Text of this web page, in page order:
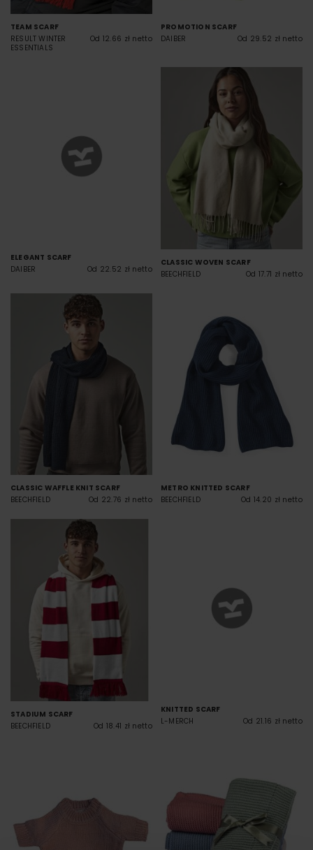
TEAM SCARF
RESULT WINTER
ESSENTIALS
Od 12.66 zł netto
PROMOTION SCARF
DAIBER
Od 29.52 zł netto
ELEGANT SCARF
DAIBER
Od 22.52 zł netto
CLASSIC WOVEN SCARF
BEECHFIELD
Od 17.71 zł netto
CLASSIC WAFFLE KNIT SCARF
BEECHFIELD
Od 22.76 zł netto
METRO KNITTED SCARF
BEECHFIELD
Od 14.20 zł netto
STADIUM SCARF
BEECHFIELD
Od 18.41 zł netto
KNITTED SCARF
L-MERCH
Od 21.16 zł netto